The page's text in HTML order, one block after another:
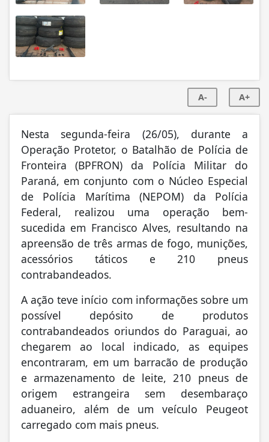
A- A+
Nesta segunda-feira (26/05), durante a
Operação Protetor, o Batalhão de Polícia de
Fronteira (BPFRON) da Polícia Militar do
Paraná, em conjunto com o Núcleo Especial
de Polícia Marítima (NEPOM) da Polícia
Federal, realizou uma operação bem-
sucedida em Francisco Alves, resultando na
apreensão de três armas de fogo, munições,
acessórios táticos e 210 pneus
contrabandeados.
A ação teve início com informações sobre um
possível depósito de produtos
contrabandeados oriundos do Paraguai, ao
chegarem ao local indicado, as equipes
encontraram, em um barracão de produção
e armazenamento de leite, 210 pneus de
origem estrangeira sem desembaraço
aduaneiro, além de um veículo Peugeot
carregado com mais pneus.